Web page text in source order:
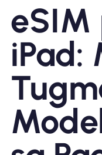
Tungkol sa eSIM
Bakit Nomad
eSIM
iPad: